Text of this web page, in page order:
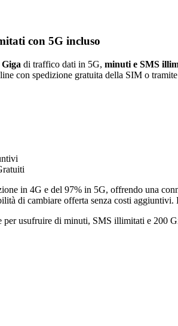
con 5G incluso
Giga di traffico dati in 5G, minuti e SMS
con spedizione gratuita della SIM o
in 4G e del 97% in 5G, offrendo una
di cambiare offerta senza costi
usufruire di minuti, SMS illimitati e 200